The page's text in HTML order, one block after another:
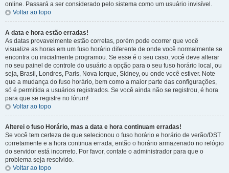
online. Passará a ser considerado pelo sistema como um usuário invisível.
Voltar ao topo
A data e hora estão erradas!
As datas provavelmente estão corretas, porém pode ocorrer que você
visualize as horas em um fuso horário diferente de onde você normalmente se
encontra ou inicialmente programou. Se esse é o seu caso, você deve alterar
no seu painel de controle do usuário a opção para o seu fuso horário local, ou
seja, Brasil, Londres, Paris, Nova Iorque, Sidney, ou onde você estiver. Note
que a mudança do fuso horário, bem como a maior parte das configurações,
só é permitida a usuários registrados. Se você ainda não se registrou, é hora
para que se registre no fórum!
Voltar ao topo
Alterei o fuso Horário, mas a data e hora continuam erradas!
Se você tem certeza de que selecionou o fuso horário e horário de verão/DST
corretamente e a hora continua errada, então o horário armazenado no relógio
do servidor está incorreto. Por favor, contate o administrador para que o
problema seja resolvido.
Voltar ao topo